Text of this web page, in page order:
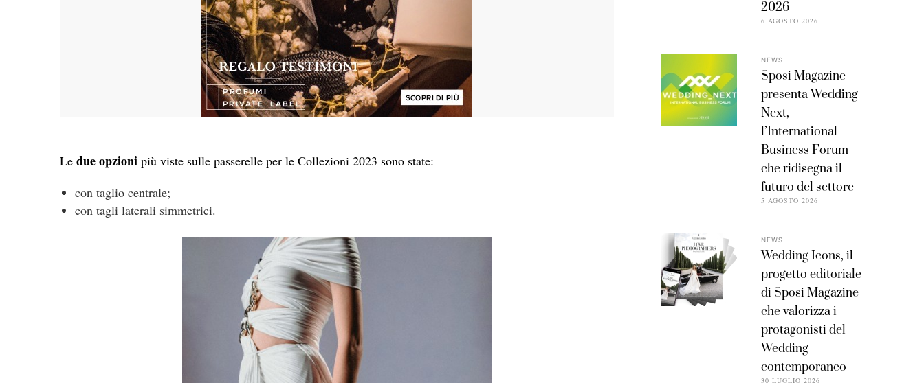
Le due opzioni più viste sulle passerelle per le Collezioni 2023 sono state:
con taglio centrale;
con tagli laterali simmetrici.
2026
6 AGOSTO 2026
NEWS
Sposi Magazine
presenta Wedding
Next,
l’International
Business Forum
che ridisegna il
futuro del settore
5 AGOSTO 2026
NEWS
Wedding Icons, il
progetto editoriale
di Sposi Magazine
che valorizza i
protagonisti del
Wedding
contemporaneo
30 LUGLIO 2026